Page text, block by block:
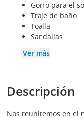
Gorro para el
Traje de baño
Toalla
Sandalias
Ver más
Descripción
Nos reuniremos en el